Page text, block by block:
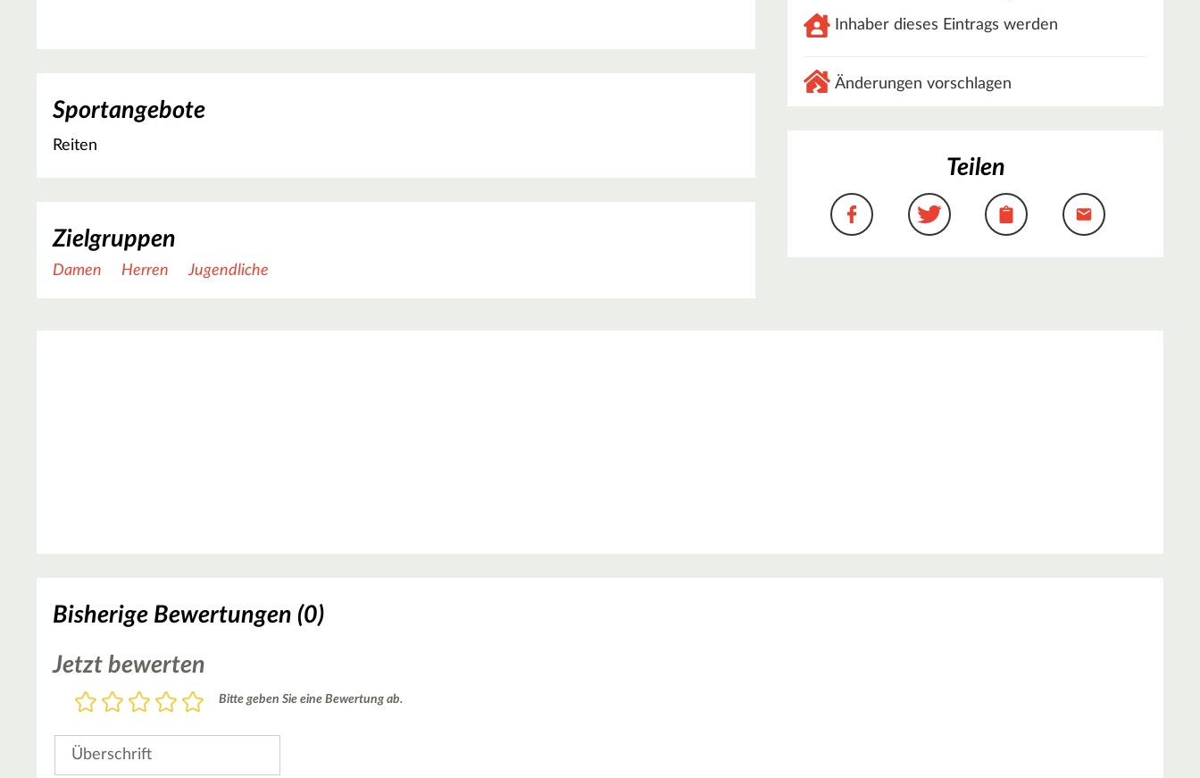
Sportangebote
Reiten
Zielgruppen
Damen Herren Jugendliche
Inhaber dieses Eintrags werden
Änderungen vorschlagen
Teilen
Bisherige Bewertungen (0)
Jetzt bewerten
Bewertung
5
4
3
2
1
Bitte geben Sie eine Bewertung ab.
Überschrift